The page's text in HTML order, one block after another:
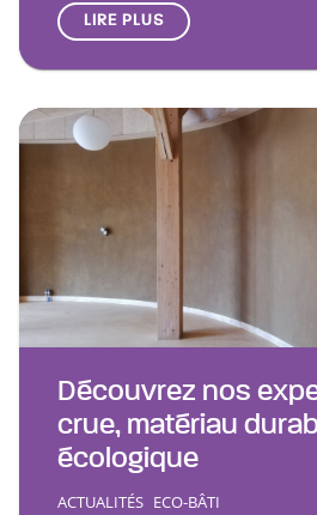
LIRE PLUS
Découvrez nos
crue, matériau
écologique
ACTUALITÉS ECO-BÂTI